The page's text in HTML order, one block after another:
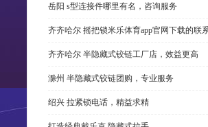
岳阳 s型连接件哪里有名，咨询服务
齐齐哈尔 摇把锁米乐体育app官网下载的联
齐齐哈尔 半隐藏式铰链工厂店，效益更高
滁州 半隐藏式铰链团购，专业服务
绍兴 拉紧锁电话，精益求精